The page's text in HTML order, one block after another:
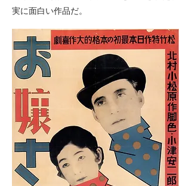
実に面白い作品だ。